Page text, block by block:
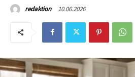
redaktion 10.06.2026